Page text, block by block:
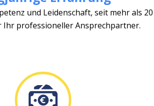
und Leidenschaft, seit mehr als 20
Ihr professioneller Ansprechpartner.